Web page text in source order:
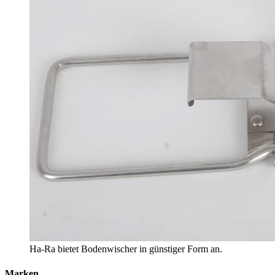
Ha-Ra bietet Bodenwischer in günstiger Form an.